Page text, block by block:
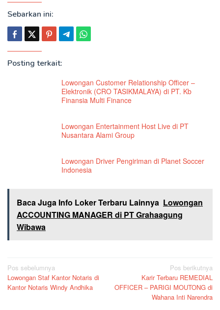
Sebarkan ini:
Posting terkait:
Lowongan Customer Relationship Officer –
Elektronik (CRO TASIKMALAYA) di PT. Kb
Finansia Multi Finance
Lowongan Entertainment Host Live di PT
Nusantara Alami Group
Lowongan Driver Pengiriman di Planet Soccer
Indonesia
Baca Juga Info Loker Terbaru Lainnya Lowongan
ACCOUNTING MANAGER di PT Grahaagung
Wibawa
Navigasi
pos
Pos sebelumnya
Lowongan Staf Kantor Notaris di
Kantor Notaris Windy Andhika
Pos berikutnya
Karir Terbaru REMEDIAL
OFFICER – PARIGI MOUTONG di
Wahana Inti Narendra